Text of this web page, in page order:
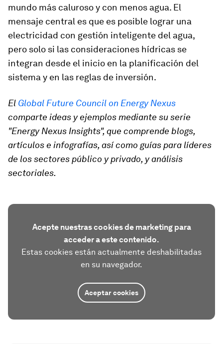
mundo más caluroso y con menos agua. El
mensaje central es que es posible lograr una
electricidad con gestión inteligente del agua,
pero solo si las consideraciones hídricas se
integran desde el inicio en la planificación del
sistema y en las reglas de inversión.
El Global Future Council on Energy Nexus
comparte ideas y ejemplos mediante su serie
"Energy Nexus Insights", que comprende blogs,
artículos e infografías, así como guías para líderes
de los sectores público y privado, y análisis
sectoriales.
Acepte nuestras cookies de marketing para
acceder a este contenido.
Estas cookies están actualmente deshabilitadas
en su navegador.
Aceptar cookies